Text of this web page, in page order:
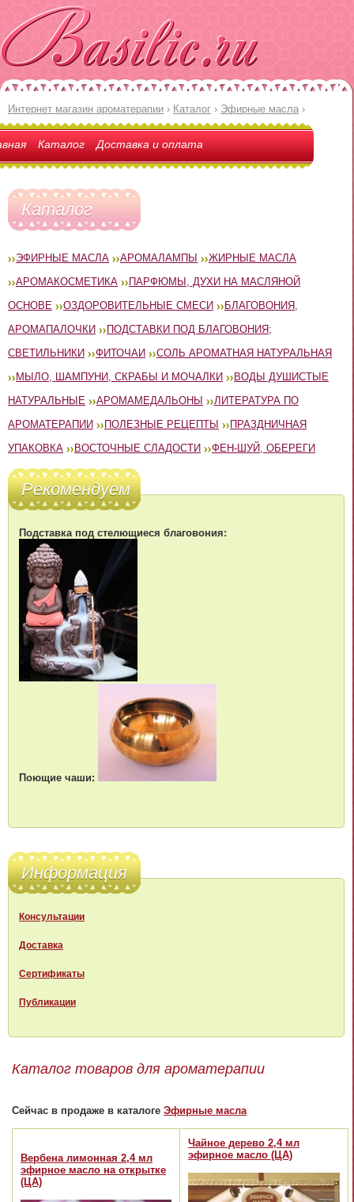
Интернет магазин ароматерапии › Каталог › Эфирные масла ›
Каталог Доставка и оплата
Каталог
ЭФИРНЫЕ МАСЛА АРОМАЛАМПЫ
ЖИРНЫЕ МАСЛА
АРОМАКОСМЕТИКА
ПАРФЮМЫ, ДУХИ НА МАСЛЯНОЙ
ОСНОВЕ
ОЗДОРОВИТЕЛЬНЫЕ СМЕСИ
БЛАГОВОНИЯ,
АРОМАПАЛОЧКИ
ПОДСТАВКИ ПОД БЛАГОВОНИЯ;
СВЕТИЛЬНИКИ
ФИТОЧАИ
СОЛЬ АРОМАТНАЯ НАТУРАЛЬНАЯ
МЫЛО, ШАМПУНИ, СКРАБЫ И МОЧАЛКИ
ВОДЫ ДУШИСТЫЕ
НАТУРАЛЬНЫЕ
АРОМАМЕДАЛЬОНЫ
ЛИТЕРАТУРА ПО
АРОМАТЕРАПИИ
ПОЛЕЗНЫЕ РЕЦЕПТЫ
ПРАЗДНИЧНАЯ
УПАКОВКА
ВОСТОЧНЫЕ СЛАДОСТИ ФЕН-ШУЙ, ОБЕРЕГИ
Рекомендуем
Подставка под стелющиеся благовония:
Поющие чаши:
Информация
Консультации
Доставка
Сертификаты
Публикации
Каталог товаров для ароматерапии
Сейчас в продаже в каталоге Эфирные масла
Вербена лимонная 2,4 мл
эфирное масло на открытке
(ЦА)
Чайное дерево 2,4 мл
эфирное масло (ЦА)